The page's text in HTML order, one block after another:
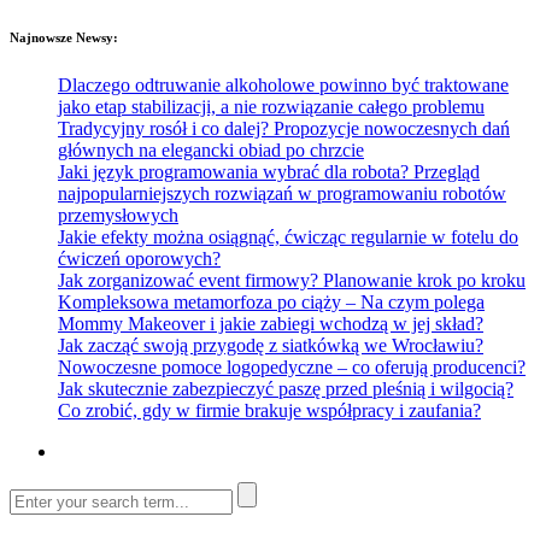
Najnowsze Newsy:
Dlaczego odtruwanie alkoholowe powinno być traktowane
jako etap stabilizacji, a nie rozwiązanie całego problemu
Tradycyjny rosół i co dalej? Propozycje nowoczesnych dań
głównych na elegancki obiad po chrzcie
Jaki język programowania wybrać dla robota? Przegląd
najpopularniejszych rozwiązań w programowaniu robotów
przemysłowych
Jakie efekty można osiągnąć, ćwicząc regularnie w fotelu do
ćwiczeń oporowych?
Jak zorganizować event firmowy? Planowanie krok po kroku
Kompleksowa metamorfoza po ciąży – Na czym polega
Mommy Makeover i jakie zabiegi wchodzą w jej skład?
Jak zacząć swoją przygodę z siatkówką we Wrocławiu?
Nowoczesne pomoce logopedyczne – co oferują producenci?
Jak skutecznie zabezpieczyć paszę przed pleśnią i wilgocią?
Co zrobić, gdy w firmie brakuje współpracy i zaufania?